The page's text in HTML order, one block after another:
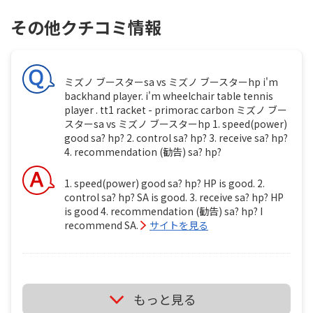
その他クチコミ情報
ミズノ ブースターsa vs ミズノ ブースターhp i'm
backhand player. i'm wheelchair table tennis
player . tt1 racket - primorac carbon ミズノ ブー
スターsa vs ミズノ ブースターhp 1. speed(power)
good sa? hp? 2. control sa? hp? 3. receive sa? hp?
4. recommendation (勧告) sa? hp?
1. speed(power) good sa? hp? HP is good. 2.
control sa? hp? SA is good. 3. receive sa? hp? HP
is good 4. recommendation (勧告) sa? hp? I
recommend SA.
サイトを見る
ミズノ ブースターsa vs ミズノ ブースターhp i'm
backhand player. i'm wheelchair table tennis
もっと見る